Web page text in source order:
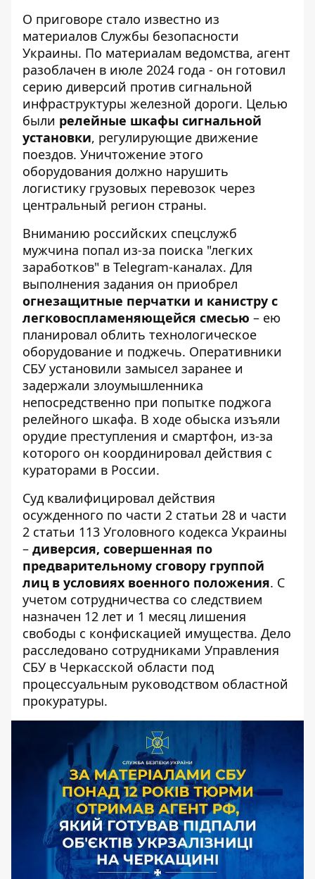
О приговоре стало известно из
материалов Службы безопасности
Украины. По материалам ведомства, агент
разоблачен в июле 2024 года - он готовил
серию диверсий против сигнальной
инфраструктуры железной дороги. Целью
были релейные шкафы сигнальной
установки, регулирующие движение
поездов. Уничтожение этого
оборудования должно нарушить
логистику грузовых перевозок через
центральный регион страны.
Вниманию российских спецслужб
мужчина попал из-за поиска "легких
заработков" в Telegram-каналах. Для
выполнения задания он приобрел
огнезащитные перчатки и канистру с
легковоспламеняющейся смесью – ею
планировал облить технологическое
оборудование и поджечь. Оперативники
СБУ установили замысел заранее и
задержали злоумышленника
непосредственно при попытке поджога
релейного шкафа. В ходе обыска изъяли
орудие преступления и смартфон, из-за
которого он координировал действия с
кураторами в России.
Суд квалифицировал действия
осужденного по части 2 статьи 28 и части
2 статьи 113 Уголовного кодекса Украины
– диверсия, совершенная по
предварительному сговору группой
лиц в условиях военного положения. С
учетом сотрудничества со следствием
назначен 12 лет и 1 месяц лишения
свободы с конфискацией имущества. Дело
расследовано сотрудниками Управления
СБУ в Черкасской области под
процессуальным руководством областной
прокуратуры.